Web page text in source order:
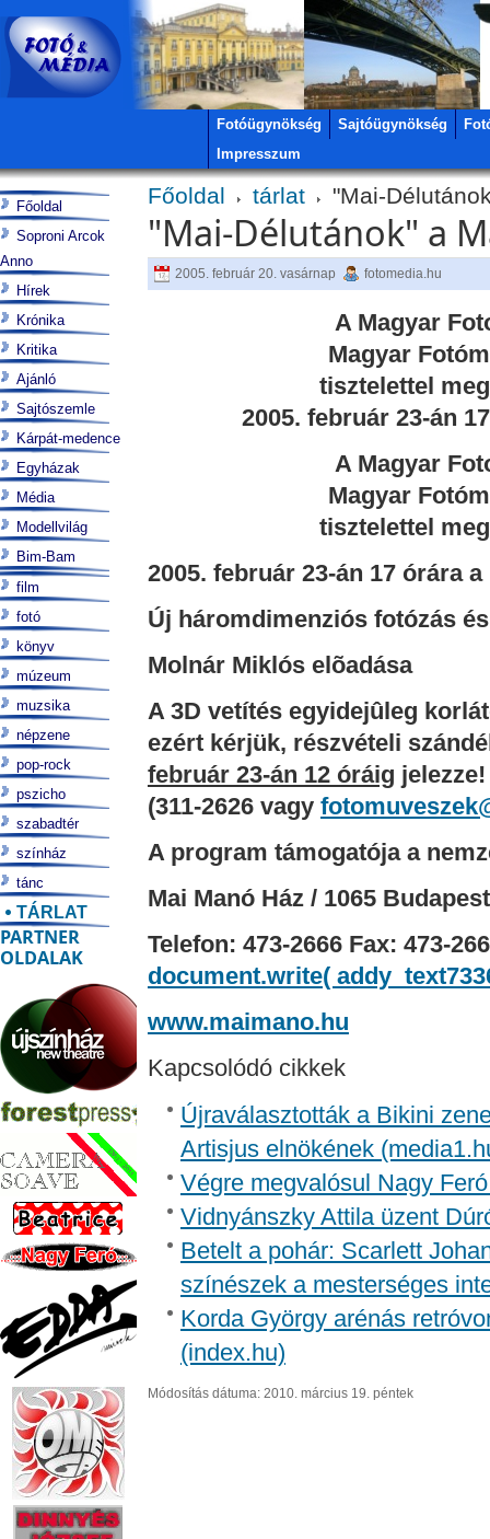
Fotóügynökség Sajtóügynökség
Impresszum
Főoldal tárlat "Mai-
"Mai-Délutánok" a
2005. február 20. vasárnap fotomedia.hu
A Magyar
Magyar
tisztelettel
2005. február 23-án
A Magyar
Magyar
tisztelettel
2005. február 23-án 17 órára
Új háromdimenziós fotózás
Molnár Miklós elõadása
A 3D vetítés egyidejûleg
ezért kérjük, részvételi
február 23-án 12 óráig jelezze!
(311-2626 vagy
A program támogatója a
Mai Manó Ház/ 1065
Telefon: 473-2666 Fax: 473-
document.write(
www.maimano.hu
Kapcsolódó cikkek
Újraválasztották a Bikini
Artisjus elnökének
Végre megvalósul Nagy
Vidnyánszky Attila üzent
Betelt a pohár: Scarlett
színészek a mesterséges
Korda György arénás
(index.hu)
Módosítás dátuma: 2010. március 19. péntek
Főoldal
Soproni Arcok
Anno
Hírek
Krónika
Kritika
Ajánló
Sajtószemle
Kárpát-medence
Egyházak
Média
Modellvilág
Bim-Bam
film
fotó
könyv
múzeum
muzsika
népzene
pop-rock
pszicho
szabadtér
színház
tánc
TÁRLAT
PARTNER
OLDALAK